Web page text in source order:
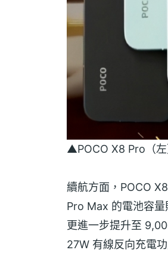
▲POCO X8 Pro（左
續航方面，POCO
Pro Max 的電池容
更進一步提升至
27W 有線反向充電功